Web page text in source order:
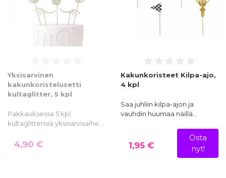
Yksisarvinen
kakunkoristelusetti
kultaglitter, 5 kpl
Pakkauksessa 5 kpl
kultaglitterisiä yksisarvisaihe…
4,90 €
Kakunkoristeet Kilpa-ajo,
4 kpl
Saa juhliin kilpa-ajon ja
vauhdin huumaa näillä…
1,95 €
Osta
nyt!